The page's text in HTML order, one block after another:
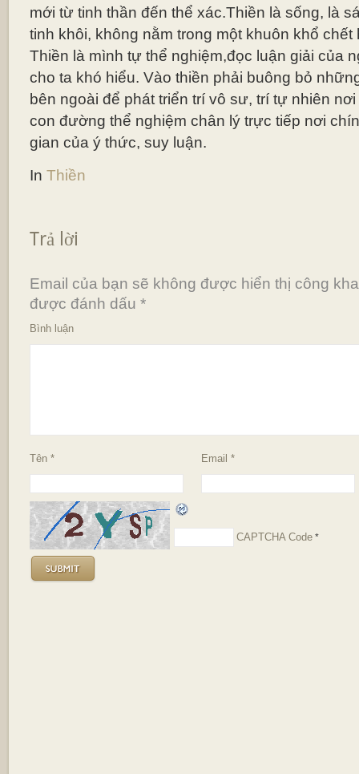
mới từ tinh thần đến thể xác.Thiền là sống, là
tinh khôi, không nằm trong một khuôn khổ
Thiền là mình tự thể nghiệm,đọc luận giải của
cho ta khó hiểu. Vào thiền phải buông bỏ
bên ngoài để phát triển trí vô sư, trí tự nhiên
con đường thể nghiệm chân lý trực tiếp nơi
gian của ý thức, suy luận.
In Thiền
Trả lời
Email của bạn sẽ không được hiển thị công
được đánh dấu *
Bình luận
Tên * Email *
CAPTCHA Code*